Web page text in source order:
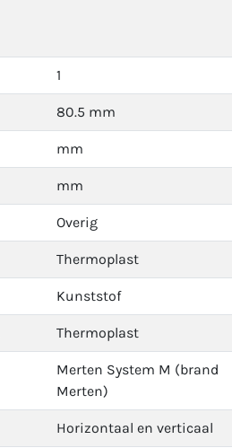
1
80.5 mm
mm
mm
Overig
Thermoplast
Kunststof
Thermoplast
Merten System M (brand
Merten)
Horizontaal en verticaal